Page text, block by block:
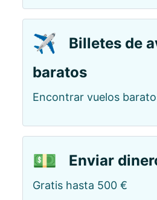
✈️
Billetes de
baratos
Encontrar vuelos
💵 Enviar
Gratis hasta 500 €